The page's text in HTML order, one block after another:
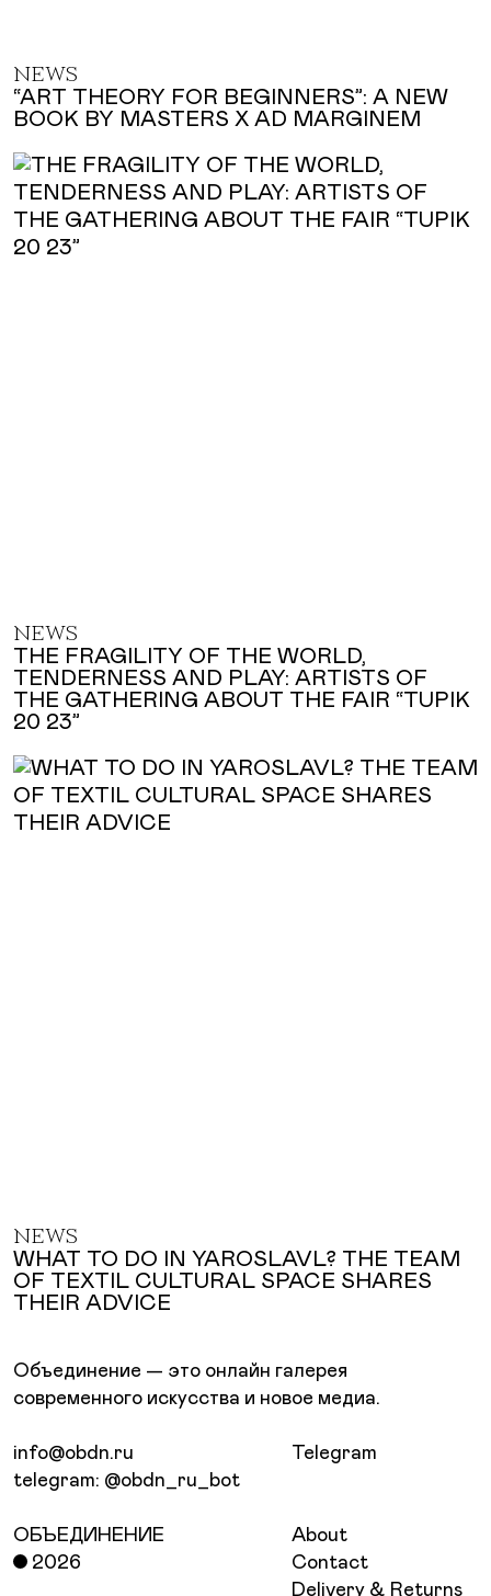
NEWS
“ART THEORY FOR BEGINNERS”: A NEW
BOOK BY MASTERS X AD MARGINEM
NEWS
THE FRAGILITY OF THE WORLD,
TENDERNESS AND PLAY: ARTISTS OF
THE GATHERING ABOUT THE FAIR “TUPIK
20 23”
NEWS
WHAT TO DO IN YAROSLAVL? THE TEAM
OF TEXTIL CULTURAL SPACE SHARES
THEIR ADVICE
ОБЪЕДИНЕНИЕ
2026
Объединение — это онлайн галерея
современного искусства и новое медиа.
info@obdn.ru
telegram: @obdn_ru_bot
About
Contact
Delivery & Returns
Telegram